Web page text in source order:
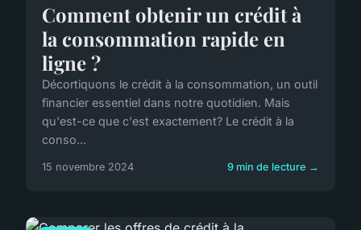
Comment obtenir un crédit à
la consommation rapide en
ligne ?
Décortiquons le crédit à la consommation, un outil
financier essentiel dans notre quotidien. Mais
qu'est-ce que c'est exactement? Le crédit à la
conso...
15 novembre 2024 9 min de lecture →